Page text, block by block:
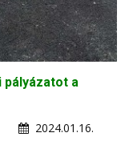
a
2024.01.16.